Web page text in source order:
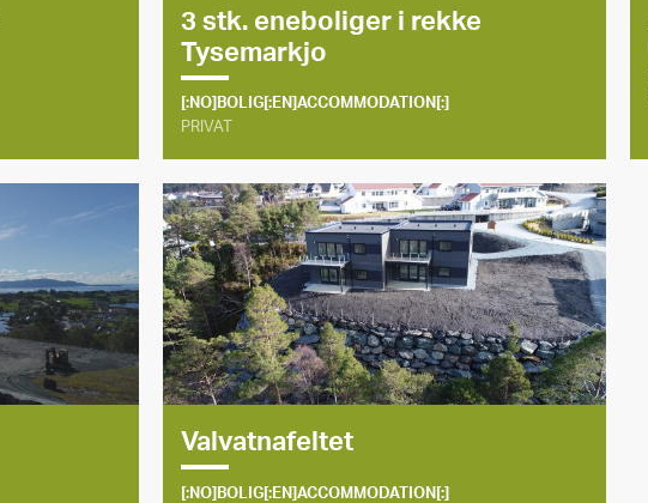
3 stk. eneboliger i rekke
Tysemarkjo
[:NO]BOLIG[:EN]ACCOMMODATION[:]
PRIVAT
Valvatnafeltet
[:NO]BOLIG[:EN]ACCOMMODATION[:]